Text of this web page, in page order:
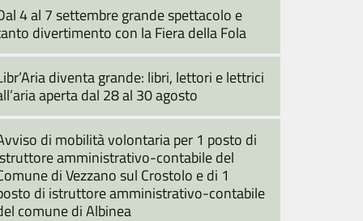
4 al 7 settembre grande spettacolo e
divertimento con la Fiera della Fola
diventa grande: libri, lettori e lettrici
aperta dal 28 al 30 agosto
di mobilità volontaria per 1 posto di
amministrativo-contabile del
di Vezzano sul Crostolo e di 1
di istruttore amministrativo-contabile
comune di Albinea